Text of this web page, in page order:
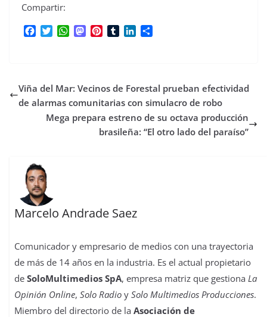
Compartir:
o
o
T
e
r
W
A
p
p
M
d
o
n
P
r
e
s
T
r
d
I
n
r
t
i
r
Viña del Mar: Vecinos de Forestal prueban efectividad
de alarmas comunitarias con simulacro de robo
Mega prepara estreno de su octava producción
brasileña: “El otro lado del paraíso”
Marcelo Andrade Saez
Comunicador y empresario de medios con una trayectoria
de más de 14 años en la industria. Es el actual propietario
deSoloMultimedios SpA, empresa matriz que gestiona La
Opinión Online,Solo Radio ySolo Multimedios Producciones.
Miembro del directorio de laAsociación de